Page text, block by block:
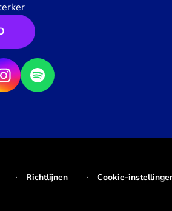
Richtlijnen Cookie-